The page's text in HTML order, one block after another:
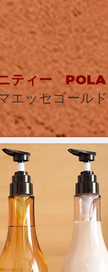
ティーPOLA
エッセゴールド